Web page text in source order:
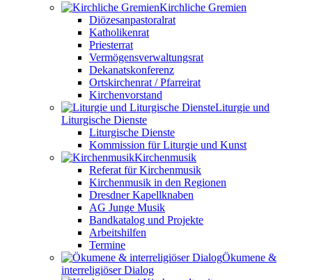
Kirchliche Gremien
Diözesanpastoralrat
Katholikenrat
Priesterrat
Vermögensverwaltungsrat
Dekanatskonferenz
Ortskirchenrat / Pfarreirat
Kirchenvorstand
Liturgie und
Liturgische Dienste
Liturgische Dienste
Kommission für Liturgie und Kunst
Kirchenmusik
Referat für Kirchenmusik
Kirchenmusik in den Regionen
Dresdner Kapellknaben
AG Junge Musik
Bandkatalog und Projekte
Arbeitshilfen
Termine
Ökumene &
interreligiöser Dialog